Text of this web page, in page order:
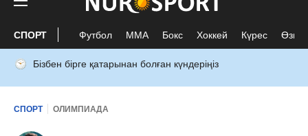
СПОРТ Футбол ММА Бокс Хоккей Күрес Өзге
Бізбен бірге қатарынан болған күндеріңіз
СПОРТ ОЛИМПИАДА